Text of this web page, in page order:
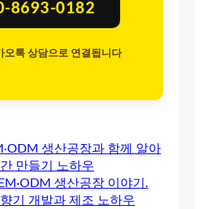
8693-0182
오톡 상담으로 연결됩니다
생산공장과 함께 알아
만들기 노하우
생산공장 이야기.
기 개발과 제조 노하우